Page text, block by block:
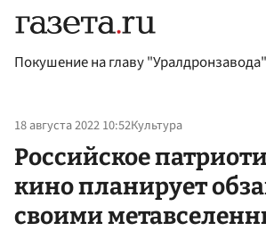
Покушение на главу "Уралдронзавода"
18 августа 2022 10:52Культура
Российское
кино планирует
своими